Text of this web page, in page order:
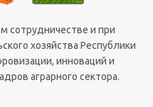
сотрудничестве и при
хозяйства Республики
инноваций и
аграрного сектора.